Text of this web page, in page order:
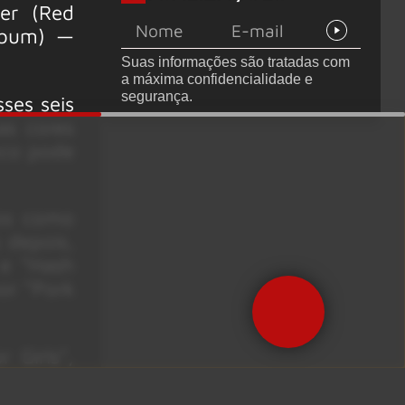
(Red
—
seis
como
Suas informações são tratadas com
a máxima confidencialidade e
segurança.